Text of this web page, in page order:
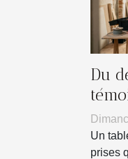
Du
Un
prises